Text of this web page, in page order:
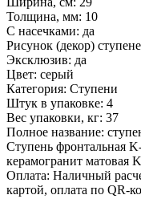
Толщина, мм: 10
С насечками: да
Рисунок (декор)
Эксклюзив: да
Цвет: серый
Категория: Ступени
Штук в упаковке: 4
Вес упаковки, кг: 37
Полное название:
Ступень фронтальная
керамогранит матовая
Оплата: Наличный
картой, оплата по QR-